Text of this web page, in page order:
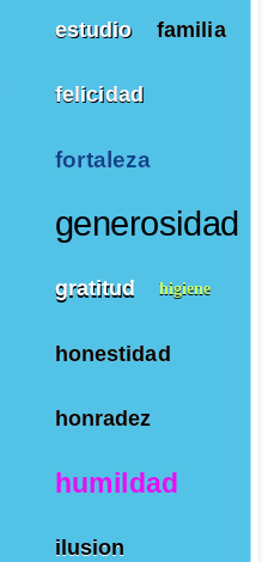
estudio familia
felicidad
fortaleza
generosidad
gratitud higiene
honestidad
honradez
humildad
ilusion